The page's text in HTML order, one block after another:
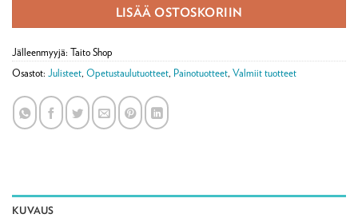
LISÄÄ OSTOSKORIIN
Jälleenmyyjä: Taito Shop
Osastot: Julisteet, Opetustaulutuotteet, Painotuotteet, Valmiit tuotteet
KUVAUS